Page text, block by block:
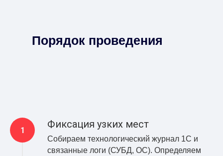
Порядок проведения
Фиксация узких мест
Собираем технологический журнал 1С и
связанные логи (СУБД, ОС). Определяем